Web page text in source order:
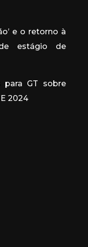
e o retorno à
estágio de
para GT sobre
2024